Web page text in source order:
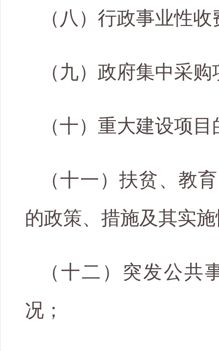
（八）行政事业性
（九）政府集中采
（十）重大建设项
（十一）扶贫、教
的政策、措施及其实
（十二）突发公
况；